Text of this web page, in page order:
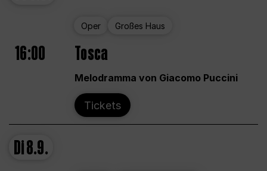
Oper Großes Haus
16:00 Tosca
Melodramma von Giacomo Puccini
Tickets
Di8.9.